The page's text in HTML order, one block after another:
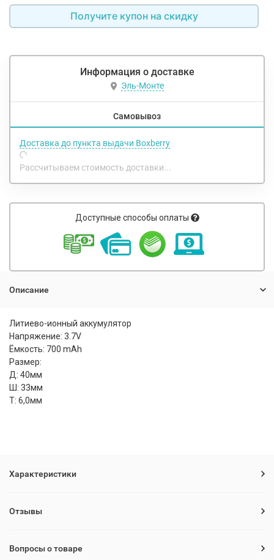
Получите купон на скидку
Информация о доставке
Эль-Монте
Самовывоз
Доставка до пункта выдачи Boxberry
Рассчитываем стоимость доставки...
Доступные способы оплаты
Описание
Литиево-ионный аккумулятор
Напряжение: 3.7V
Ёмкость: 700 mAh
Размер:
Д: 40мм
Ш: 33мм
Т: 6,0мм
Характеристики
Отзывы
Вопросы о товаре